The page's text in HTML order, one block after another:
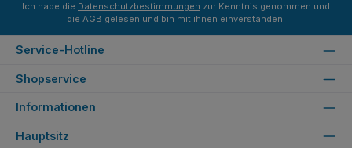
Ich habe die Datenschutzbestimmungen zur Kenntnis genommen und
die AGB gelesen und bin mit ihnen einverstanden.
Service-Hotline
Shopservice
Informationen
Hauptsitz